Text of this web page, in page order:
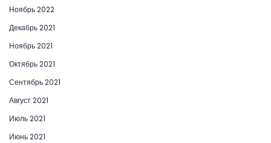
Ноябрь 2022
Декабрь 2021
Ноябрь 2021
Октябрь 2021
Сентябрь 2021
Август 2021
Июль 2021
Июнь 2021